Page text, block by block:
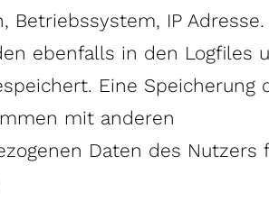
Betriebssystem, IP
ebenfalls in den Logfiles
Eine Speicherung
mit anderen
Daten des Nutzers